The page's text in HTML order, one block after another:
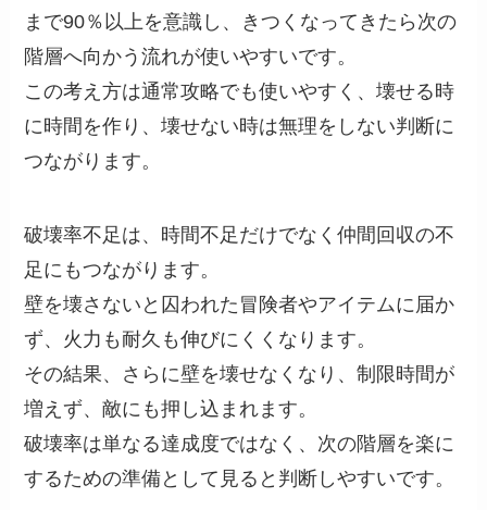
まで90％以上を意識し、きつくなってきたら次の
階層へ向かう流れが使いやすいです。
この考え方は通常攻略でも使いやすく、壊せる時
に時間を作り、壊せない時は無理をしない判断に
つながります。
破壊率不足は、時間不足だけでなく仲間回収の不
足にもつながります。
壁を壊さないと囚われた冒険者やアイテムに届か
ず、火力も耐久も伸びにくくなります。
その結果、さらに壁を壊せなくなり、制限時間が
増えず、敵にも押し込まれます。
破壊率は単なる達成度ではなく、次の階層を楽に
するための準備として見ると判断しやすいです。